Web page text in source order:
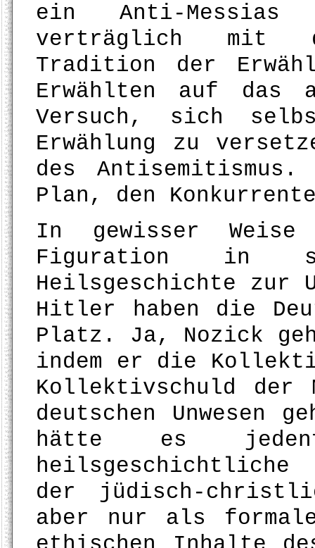
ein Anti-
verträglich mit
Tradition der
Erwählten auf das
Versuch, sich
Erwählung zu
des Antisemitismus.
Plan, den
In gewisser Weise
Figuration in
Heilsgeschichte zur
Hitler haben die
Platz. Ja, Nozick
indem er die
Kollektivschuld der
deutschen Unwesen
hätte es
der jüdisch-
aber nur als